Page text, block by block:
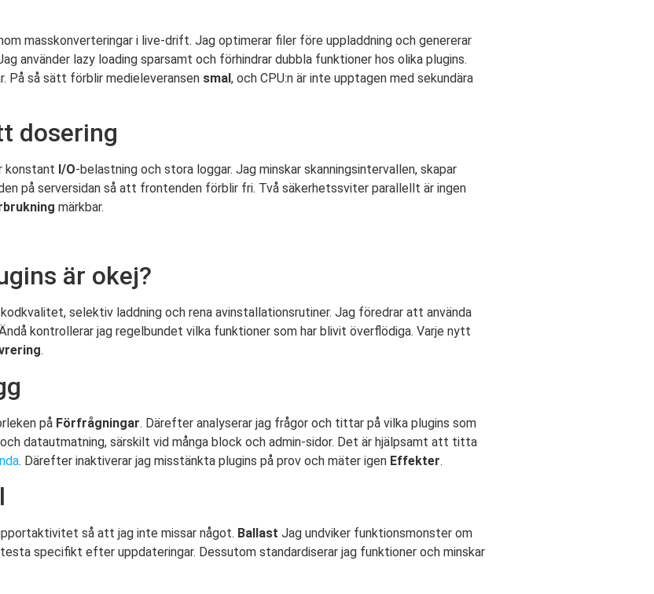
masskonverteringar i live-drift. Jag optimerar filer före uppladdning och genererar
använder lazy loading sparsamt och förhindrar dubbla funktioner hos olika plugins.
På så sätt förblir medieleveransen smal, och CPU:n är inte upptagen med sekundära
dosering
konstant I/O-belastning och stora loggar. Jag minskar skanningsintervallen, skapar
på serversidan så att frontenden förblir fri. Två säkerhetssviter parallellt är ingen
märkbar.
är okej?
selektiv laddning och rena avinstallationsrutiner. Jag föredrar att använda
kontrollerar jag regelbundet vilka funktioner som har blivit överflödiga. Varje nytt
.
på Förfrågningar. Därefter analyserar jag frågor och tittar på vilka plugins som
datautmatning, särskilt vid många block och admin-sidor. Det är hjälpsamt att titta
. Därefter inaktiverar jag misstänkta plugins på prov och mäter igen Effekter.
så att jag inte missar något. Ballast Jag undviker funktionsmonster om
specifikt efter uppdateringar. Dessutom standardiserar jag funktioner och minskar